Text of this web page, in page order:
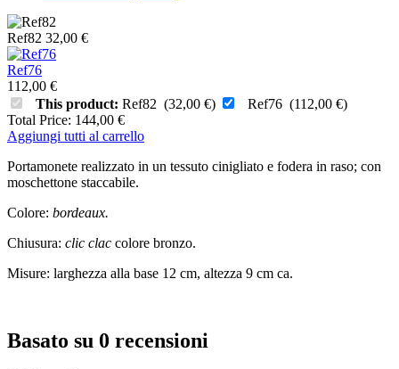
Ref82 32,00 €
Ref76
112,00 €
This product: Ref82 (32,00 €) Ref76 (112,00 €)
Total Price: 144,00 €
Aggiungi tutti al carrello
Portamonete realizzato in un tessuto cinigliato e fodera in raso; con
moschettone staccabile.
Colore: bordeaux.
Chiusura: clic clac colore bronzo.
Misure: larghezza alla base 12 cm, altezza 9 cm ca.
Basato su 0 recensioni